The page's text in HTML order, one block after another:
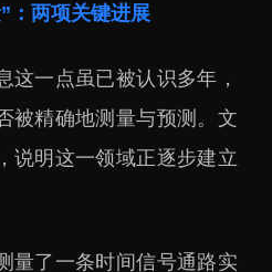
转移转化
控股企业
成果超市
合作交流
：两项关键进展
这一点虽已被认识多年，
被精确地测量与预测。文
说明这一领域正逐步建立
量了一条时间信号通路实